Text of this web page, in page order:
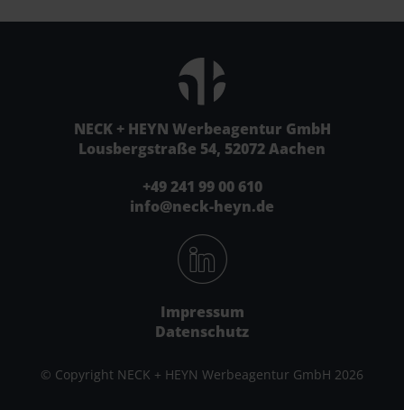
NECK + HEYN Werbeagentur GmbH
Lousbergstraße 54, 52072 Aachen
+49 241 99 00 610
info@neck-heyn.de
Impressum
Datenschutz
© Copyright NECK + HEYN Werbeagentur GmbH 2026